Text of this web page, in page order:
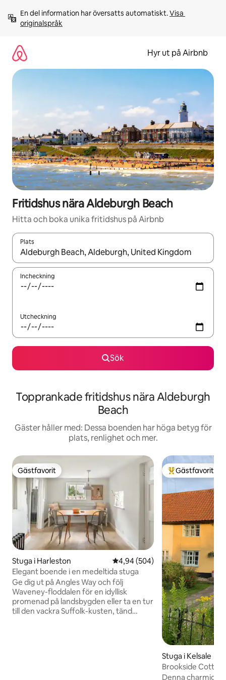
innehåll
En del information har översatts automatiskt. Visa
originalspråk
Hyr ut på Airbnb
Fritidshus nära Aldeburgh Beach
Hitta och boka unika fritidshus på Airbnb
Plats
När resultaten är tillgängliga kan du navigera med upp- och
Incheckning
Utcheckning
Sök
Topprankade fritidshus nära Aldeburgh
Beach
Gäster håller med: Dessa boenden har höga betyg för
plats, renlighet och mer.
Gästfavorit
Gästfavorit
Stuga i Harleston 4,94 av 5 i genomsnittligt
4,94 (504)
Elegant boende i en medeltida stuga
Ge dig ut på Angles Way och följ
Waveney-floddalen för en idyllisk
promenad på landsbygden eller ta en tur
till den vackra Suffolk-kusten, tänd
Populär
Gästfavorit
Stuga i Kelsale
Brookside
Suffolkkusten
Denna charmiga